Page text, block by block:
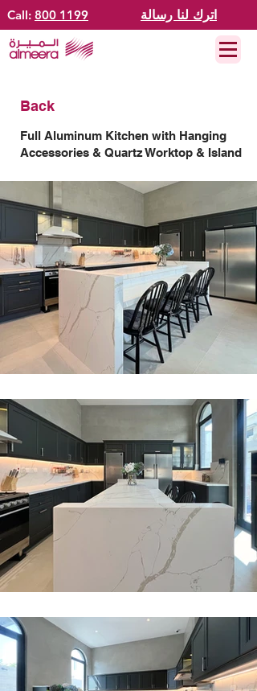
Call: 800 1199 اترك لنا رسالة
Back
Full Aluminum Kitchen with Hanging
Accessories & Quartz Worktop & Island